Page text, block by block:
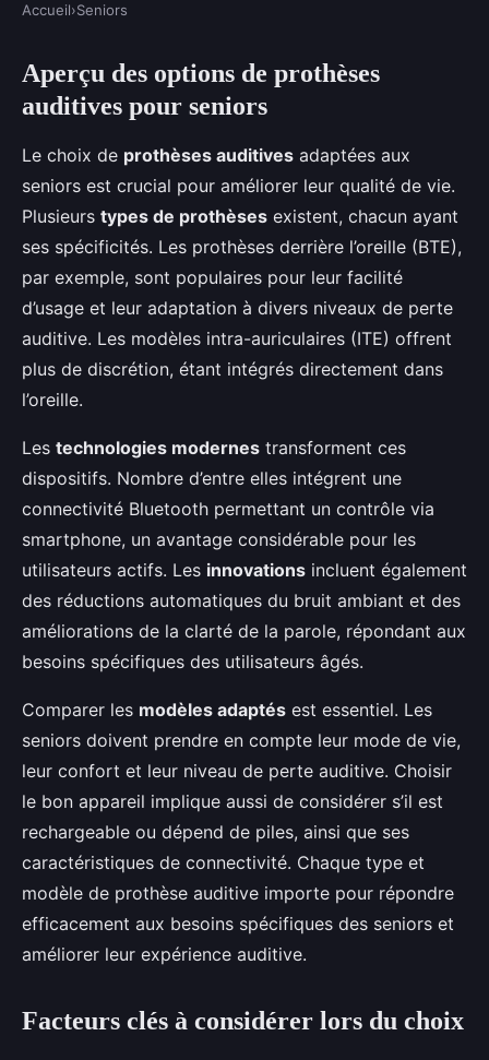
Le choix de prothèses auditives
pour seniors
Alya•25 février 2025•6 min de lecture
Accueil›Seniors
Aperçu des options de prothèses
auditives pour seniors
Le choix de prothèses auditives adaptées aux
seniors est crucial pour améliorer leur qualité de vie.
Plusieurs types de prothèses existent, chacun ayant
ses spécificités. Les prothèses derrière l’oreille (BTE),
par exemple, sont populaires pour leur facilité
d’usage et leur adaptation à divers niveaux de perte
auditive. Les modèles intra-auriculaires (ITE) offrent
plus de discrétion, étant intégrés directement dans
l’oreille.
Les technologies modernes transforment ces
dispositifs. Nombre d’entre elles intégrent une
connectivité Bluetooth permettant un contrôle via
smartphone, un avantage considérable pour les
utilisateurs actifs. Les innovations incluent également
des réductions automatiques du bruit ambiant et des
améliorations de la clarté de la parole, répondant aux
besoins spécifiques des utilisateurs âgés.
Comparer les modèles adaptés est essentiel. Les
seniors doivent prendre en compte leur mode de vie,
leur confort et leur niveau de perte auditive. Choisir
le bon appareil implique aussi de considérer s’il est
rechargeable ou dépend de piles, ainsi que ses
caractéristiques de connectivité. Chaque type et
modèle de prothèse auditive importe pour répondre
efficacement aux besoins spécifiques des seniors et
améliorer leur expérience auditive.
Facteurs clés à considérer lors du choix